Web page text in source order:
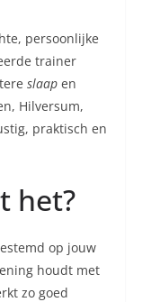
persoonlijke
trainer
slaap en
Hilversum,
praktisch en
het?
op jouw
houdt met
zo goed